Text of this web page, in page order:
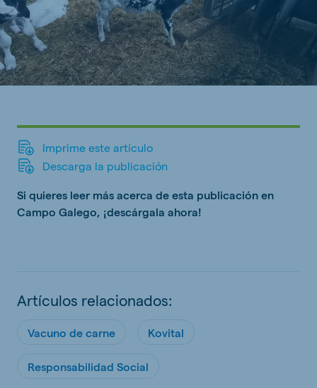
Imprime este artículo
Descarga la publicación
Si quieres leer más acerca de esta publicación en
Campo Galego, ¡descárgala ahora!
Artículos relacionados:
Vacuno de carne Kovital
Responsabilidad Social